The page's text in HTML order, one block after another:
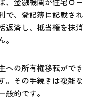
で、登記簿に記載され
返済し、抵当権を抹消
への所有権移転ができ
。その手続きは複雑な
的です。